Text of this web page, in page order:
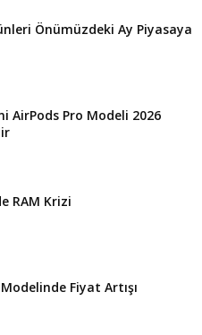
Önümüzdeki Ay Piyasaya
AirPods Pro Modeli 2026
RAM Krizi
Fiyat Artışı